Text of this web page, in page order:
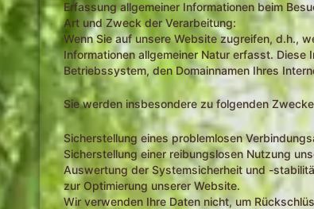
Erfassung allgemeiner Informationen beim
Art und Zweck der Verarbeitung:
Wenn Sie auf unsere Website zugreifen, d.h.,
Informationen allgemeiner Natur erfasst.
Betriebssystem, den Domainnamen Ihres
Sie werden insbesondere zu folgenden
Sicherstellung eines problemlosen
Sicherstellung einer reibungslosen Nutzung
Auswertung der Systemsicherheit und -
zur Optimierung unserer Website.
Wir verwenden Ihre Daten nicht, um